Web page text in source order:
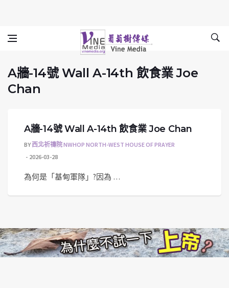
A牆-14號 Wall A-14th 飲食業 Joe Chan
Vine Media
葡萄樹傳媒
A牆-14號 Wall A-14th 飲食業 Joe
Chan
A牆-14號 Wall A-14th 飲食業 Joe Chan
BY西北祈禱院 NWHOP NORTH-WEST HOUSE OF PRAYER
2026-03-28
為何是「基甸軍隊」?因為 …